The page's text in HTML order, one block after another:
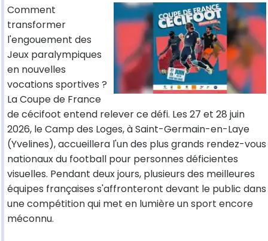
Comment
transformer
l'engouement des
Jeux paralympiques
en nouvelles
vocations sportives ?
La Coupe de France
de cécifoot entend relever ce défi. Les 27 et 28 juin
2026, le Camp des Loges, à Saint-Germain-en-Laye
(Yvelines), accueillera l'un des plus grands rendez-vous
nationaux du football pour personnes déficientes
visuelles. Pendant deux jours, plusieurs des meilleures
équipes françaises s'affronteront devant le public dans
une compétition qui met en lumière un sport encore
méconnu.